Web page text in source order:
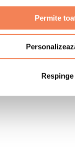
Permite
Respinge